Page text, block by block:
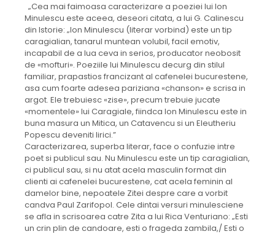
„Cea mai faimoasa caracterizare a poeziei lui Ion
Minulescu este aceea, deseori citata, a lui G. Calinescu
din Istorie: „Ion Minulescu (literar vorbind) este un tip
caragialian, tanarul muntean volubil, facil emotiv,
incapabil de a lua ceva in serios, producator neobosit
de «mofturi». Poeziile lui Minulescu decurg din stilul
familiar, prapastios francizant al cafenelei bucurestene,
asa cum foarte adesea pariziana «chanson» e scrisa in
argot. Ele trebuiesc «zise», precum trebuie jucate
«momentele» lui Caragiale, fiindca Ion Minulescu este in
buna masura un Mitica, un Catavencu si un Eleutheriu
Popescu deveniti lirici.”
Caracterizarea, superba literar, face o confuzie intre
poet si publicul sau. Nu Minulescu este un tip caragialian,
ci publicul sau, si nu atat acela masculin format din
clienti ai cafenelei bucurestene, cat acela feminin al
damelor bine, nepoatele Zitei despre care a vorbit
candva Paul Zarifopol. Cele dintai versuri minulesciene
se afla in scrisoarea catre Zita a lui Rica Venturiano: „Esti
un crin plin de candoare, esti o frageda zambila,/ Esti o